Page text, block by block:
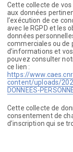
Cette collecte de
aux données
l’exécution de ce
avec le RGPD et les
données
commerciales ou de
d’informations et
pouvez consulter
ce lien :
https://
content/uploads/
DONNEES-
Cette collecte de
consentement de
d’inscription qui se